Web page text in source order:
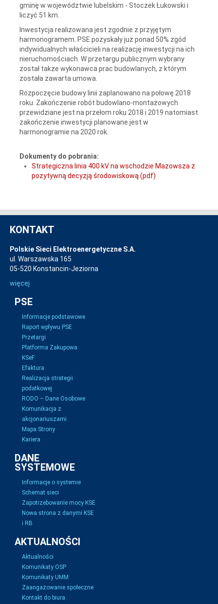
gminę w województwie lubelskim - Stoczek Łukowski i
liczyć 51 km.
Inwestycja realizowana jest zgodnie z przyjętym
harmonogramem. PSE pozyskały już ponad 50% zgód
indywidualnych właścicieli na realizację inwestycji na ich
nieruchomościach. W przetargu publicznym wybrany
został także wykonawca prac budowlanych, z którym
została zawarta umowa.
Rozpoczęcie budowy linii zaplanowano na połowę 2018
roku. Zakończenie robót budowlano-montażowych
przewidziane jest na przełom roku 2018 i 2019 natomiast
zakończenie inwestycji planowane jest w
harmonogramie na 2020 rok.
Dokumenty do pobrania:
Strategiczna linia 400 kV na wschodzie Mazowsza z
pozytywną decyzją środowiskową (pdf)
KONTAKT
Polskie Sieci Elektroenergetyczne S.A.
ul. Warszawska 165
05-520 Konstancin-Jeziorna
więcej
PSE
Informacje podstawowe
Raport wpływu PSE
Przetargi
Platforma Zakupowa
KSeF
Efaktura
Realizacja strategii
podatkowej
RODO – Dane Osobowe
Komunikacja z
akcjonariuszami
Mapa Strony
Kariera
DANE
SYSTEMOWE
Informacje o systemie
Schemat sieci
Zapotrzebowanie mocy KSE
Nowa strona z danymi KSE
i RB
AKTUALNOŚCI
Aktualności
Komunikaty OSP
Komunikaty UMM
Zaangażowanie społeczne
Kontakt do biura